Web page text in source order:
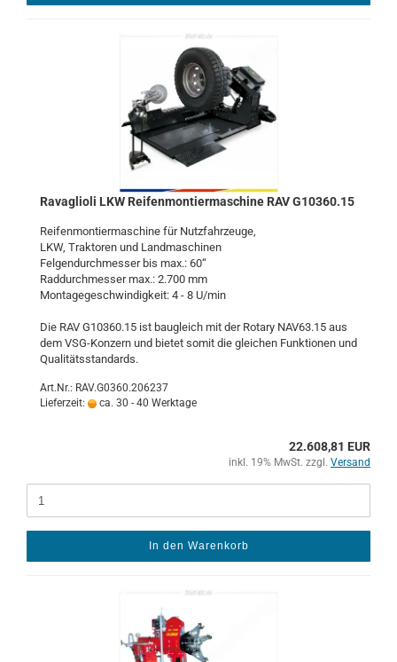
Ra­vaglio­li LKW Rei­fen­mon­tier­ma­schi­ne RAV G10360.15
Rei­fen­mon­tier­ma­schi­ne für Nutz­fahr­zeu­ge,
LKW, Trak­to­ren und Land­ma­schi­nen
Fel­gen­durch­mes­ser bis max.: 60“
Rad­durch­mes­ser max.: 2.700 mm
Mon­ta­ge­ge­schwin­dig­keit: 4 - 8 U/min
Die RAV G10360.15 ist bau­gleich mit der Ro­ta­ry NAV63.15 aus
dem VSG-​Konzern und bie­tet somit die glei­chen Funk­tio­nen und
Qua­li­täts­stan­dards.
Art.Nr.: RAV.G0360.206237
Lieferzeit:
ca. 30 - 40 Werktage
22.608,81 EUR
inkl. 19% MwSt. zzgl. Versand
In den Warenkorb